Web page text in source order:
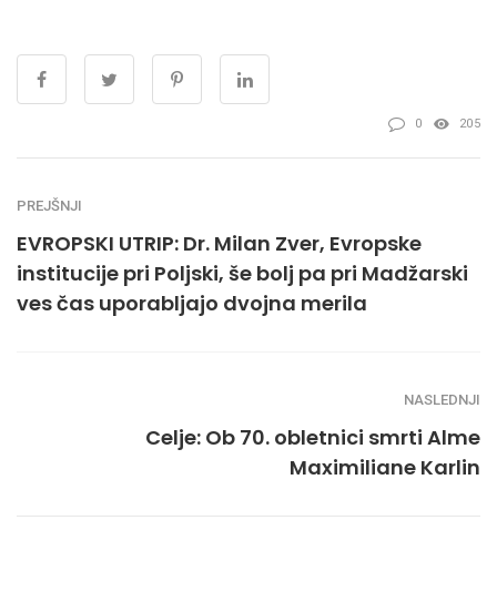
0 205
PREJŠNJI
EVROPSKI UTRIP: Dr. Milan Zver, Evropske
institucije pri Poljski, še bolj pa pri Madžarski
ves čas uporabljajo dvojna merila
NASLEDNJI
Celje: Ob 70. obletnici smrti Alme
Maximiliane Karlin